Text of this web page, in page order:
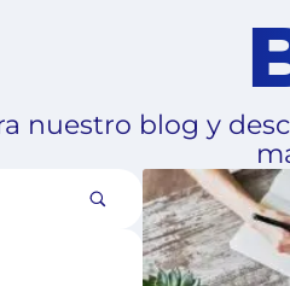
nuestro blog y